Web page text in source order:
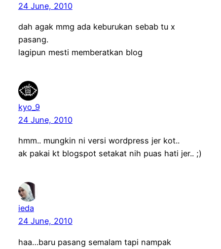
24 June, 2010
dah agak mmg ada keburukan sebab tu x
pasang.
lagipun mesti memberatkan blog
kyo_9
24 June, 2010
hmm.. mungkin ni versi wordpress jer kot..
ak pakai kt blogspot setakat nih puas hati jer.. ;)
ieda
24 June, 2010
haa…baru pasang semalam tapi nampak